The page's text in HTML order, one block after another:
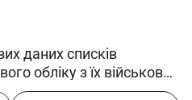
даних списків
обліку з їх військово-